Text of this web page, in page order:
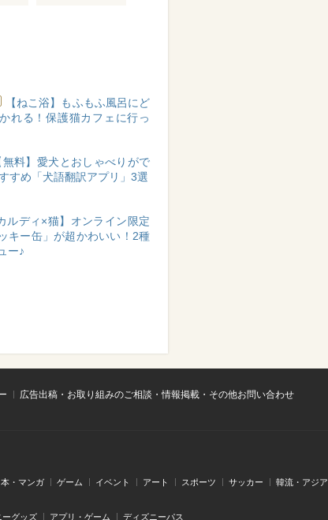
【ねこ浴】もふもふ風呂にど
れる！保護猫カフェに行っ
無料】愛犬とおしゃべりがで
すめ「犬語翻訳アプリ」3選
ルディ×猫】オンライン限定
キー缶」が超かわいい！2種
ー♪
広告出稿・お取り組みのご相談・情報掲載・その他お問い合わせ
本・マンガ ゲーム イベント アート スポーツ サッカー 韓流・アジア
ーグッズ アプリ・ゲーム ディズニーパス